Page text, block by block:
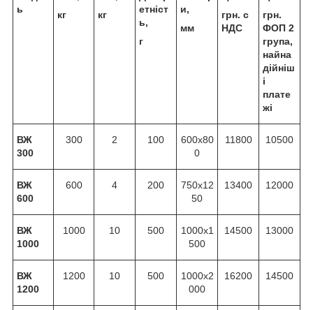
ь
кг
кг
етніст
ь,
г
и,
мм
грн. с
НДС
грн.
ФОП 2
група,
найна
дійніш
і
плате
жі
ВЖ
300
300 2 100
600х80
0
11800 10500
ВЖ
600
600 4 200
750х12
50
13400 12000
ВЖ
1000
1000 10 500
1000х1
500
14500 13000
ВЖ
1200
1200 10 500
1000х2
000
16200 14500